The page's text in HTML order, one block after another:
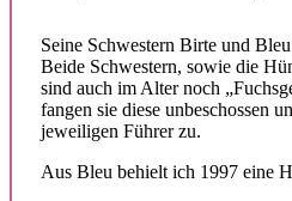
Seine Schwestern Birte und
Beide Schwestern, sowie die
sind auch im Alter noch
fangen sie diese unbeschossen
jeweiligen Führer zu.
Aus Bleu behielt ich 1997 eine